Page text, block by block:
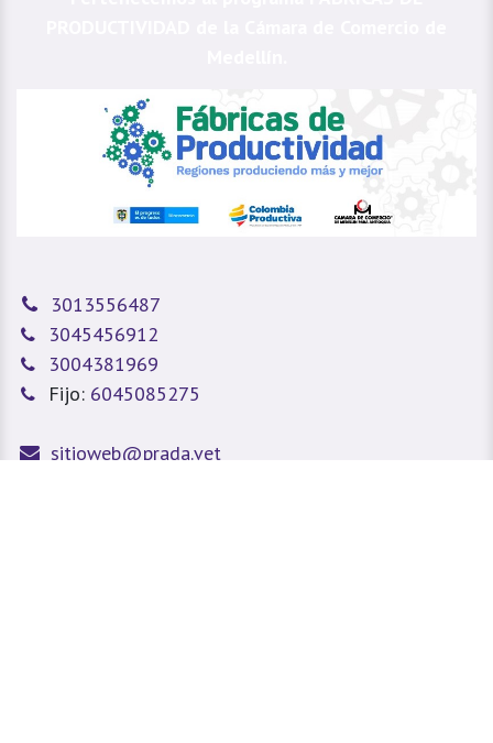
3013556487
3045456912
3004381969
Fijo: 6045085275
sitioweb@prada.vet